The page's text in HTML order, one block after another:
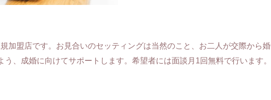
加盟店です。お見合いのセッティングは当然のこと、お二人が交際から婚
う、成婚に向けてサポートします。希望者には面談月1回無料で行います。